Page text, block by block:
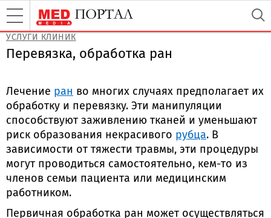
УСЛУГИ КЛИНИК
Перевязка, обработка ран
Лечение ран во многих случаях предполагает их
обработку и перевязку. Эти манипуляции
способствуют заживлению тканей и уменьшают
риск образования некрасивого рубца. В
зависимости от тяжести травмы, эти процедуры
могут проводиться самостоятельно, кем-то из
членов семьи пациента или медицинским
работником.
Первичная обработка ран может осуществляться